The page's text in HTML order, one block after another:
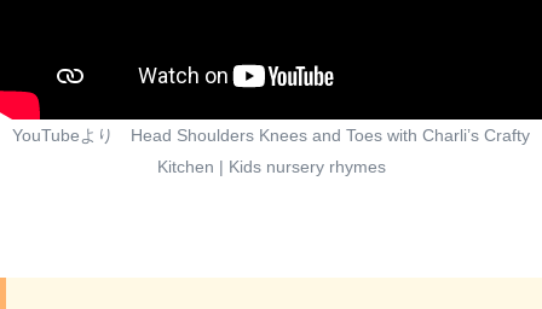
YouTubeより Head Shoulders Knees and Toes with Charli’s Crafty
Kitchen | Kids nursery rhymes